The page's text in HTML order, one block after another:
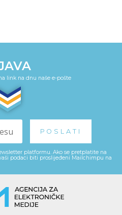
link na dnu naše e-pošte
platformu. Ako se pretplatite na
podaci biti proslijeđeni Mailchimpu na